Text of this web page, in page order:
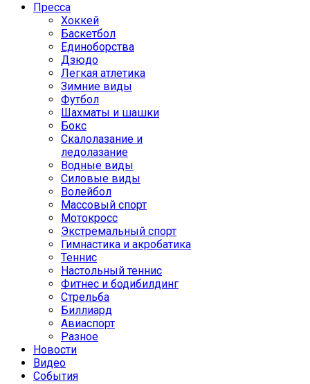
Пресса
Хоккей
Баскетбол
Единоборства
Дзюдо
Легкая атлетика
Зимние виды
Футбол
Шахматы и шашки
Бокс
Скалолазание и
ледолазание
Водные виды
Силовые виды
Волейбол
Массовый спорт
Мотокросс
Экстремальный спорт
Гимнастика и акробатика
Теннис
Настольный теннис
Фитнес и бодибилдинг
Стрельба
Биллиард
Авиаспорт
Разное
Новости
Видео
События